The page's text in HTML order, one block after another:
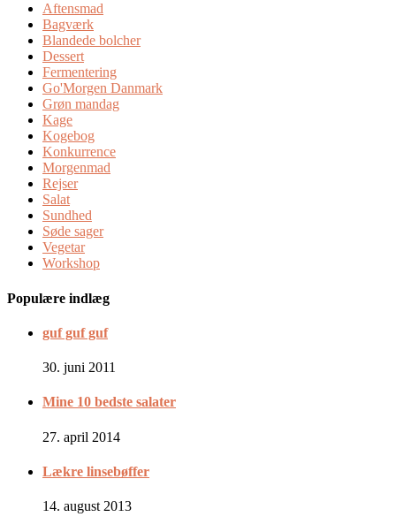
Aftensmad
Bagværk
Blandede bolcher
Dessert
Fermentering
Go'Morgen Danmark
Grøn mandag
Kage
Kogebog
Konkurrence
Morgenmad
Rejser
Salat
Sundhed
Søde sager
Vegetar
Workshop
Populære indlæg
guf guf guf
30. juni 2011
Mine 10 bedste salater
27. april 2014
Lækre linsebøffer
14. august 2013